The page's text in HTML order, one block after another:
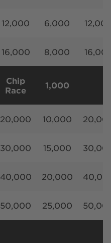
12,000 6,000
16,000 8,000
Chip
Race
1,000
20,000 10,000
30,000 15,000
40,000 20,000
50,000 25,000